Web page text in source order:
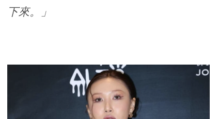
下來。」